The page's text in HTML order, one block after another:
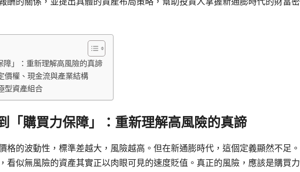
」：重新理解高風險的真諦
價權、現金流與產業結構
型資產組合
「購買力保障」：重新理解高風險的真諦
格的波動性，標準差越大，風險越高。但在新通膨時代，這個定義顯然不足。
看似無風險的資產其實正以肉眼可見的速度貶值。真正的風險，應該是購買力